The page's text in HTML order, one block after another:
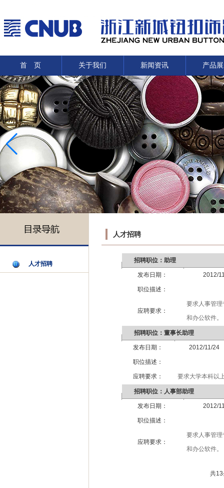
首 页 关于我们 新闻资讯 产品
人才招聘
人才招聘
招聘职位：助理
发布日期： 2012/
职位描述：
应聘要求：
要求人事管
和办公软件。
招聘职位：董事长助理
发布日期： 2012/11/24
职位描述：
应聘要求： 要求大学本科以
招聘职位：人事部助理
发布日期： 2012/
职位描述：
应聘要求：
要求人事管
和办公软件。
共13